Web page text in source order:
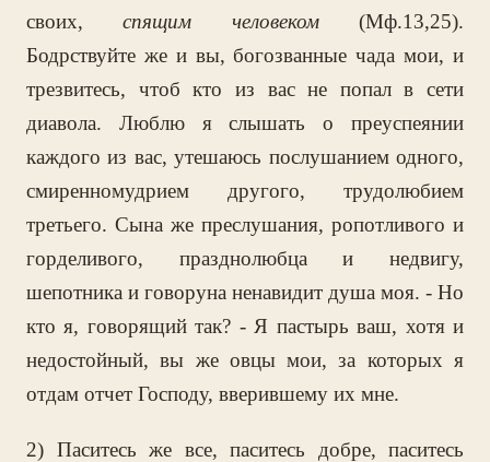
своих,спящим человеком(Мф.13,25).
Бодрствуйте же и вы, богозванные чада мои, и
трезвитесь, чтоб кто из вас не попал в сети
диавола. Люблю я слышать о преуспеянии
каждого из вас, утешаюсь послушанием одного,
смиренномудрием другого, трудолюбием
третьего. Сына же преслушания, ропотливого и
горделивого, празднолюбца и недвигу,
шепотника и говоруна ненавидит душа моя. - Но
кто я, говорящий так? - Я пастырь ваш, хотя и
недостойный, вы же овцы мои, за которых я
отдам отчет Господу, вверившему их мне.
2) Паситесь же все, паситесь добре, паситесь